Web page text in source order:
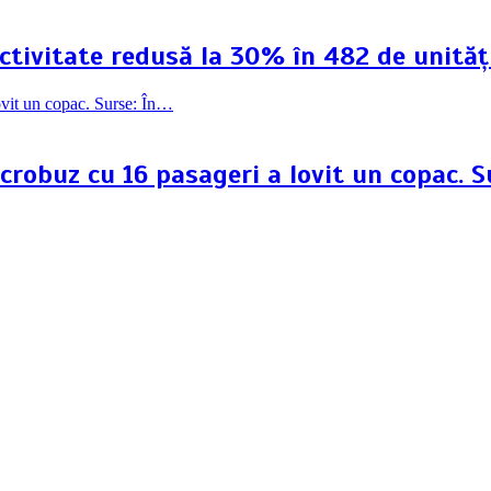
redusă la 30% în 482 de
cu 16 pasageri a lovit un copac.